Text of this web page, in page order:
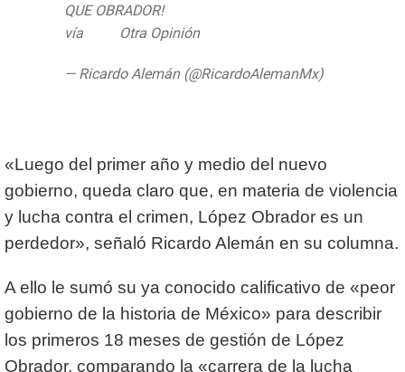
QUE OBRADOR!
vía
Otra Opinión
— Ricardo Alemán (@RicardoAlemanMx)
«Luego del primer año y medio del nuevo
gobierno, queda claro que, en materia de violencia
y lucha contra el crimen, López Obrador es un
perdedor», señaló Ricardo Alemán en su columna.
A ello le sumó su ya conocido calificativo de «peor
gobierno de la historia de México» para describir
los primeros 18 meses de gestión de López
Obrador, comparando la «carrera de la lucha